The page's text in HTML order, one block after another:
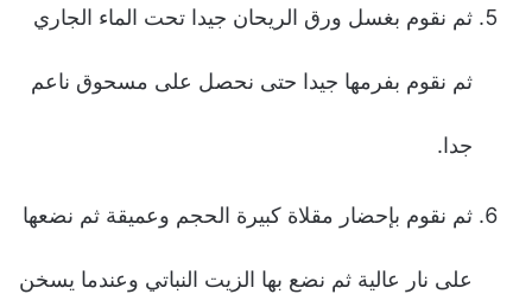
ثم نقوم بغسل ورق الريحان جيدا تحت الماء الجاري
ثم نقوم بفرمها جيدا حتى نحصل على مسحوق ناعم
جدا.
ثم نقوم بإحضار مقلاة كبيرة الحجم وعميقة ثم نضعها
على نار عالية ثم نضع بها الزيت النباتي وعندما يسخن